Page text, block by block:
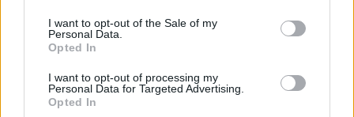
I want to opt-out of the Sale of my
Personal Data.
Opted In
I want to opt-out of processing my
Personal Data for Targeted Advertising.
Opted In
Στα πλάνα που δημοσιεύει το Mykonos
και φωνάζοντας μέσα στο όχημα